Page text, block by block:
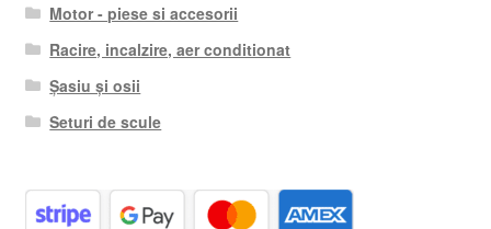
Motor - piese si accesorii
Racire, incalzire, aer conditionat
Șasiu și osii
Seturi de scule